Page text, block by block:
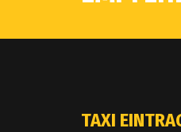
TAXI